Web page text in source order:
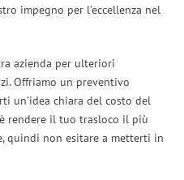
impegno per l’eccellenza nel
azienda per ulteriori
Offriamo un preventivo
un’idea chiara del costo del
rendere il tuo trasloco il più
quindi non esitare a metterti in